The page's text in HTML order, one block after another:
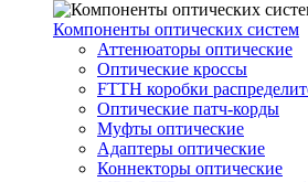
Компоненты оптических систем
Аттенюаторы оптические
Оптические кроссы
FTTH коробки
Оптические патч-корды
Муфты оптические
Адаптеры оптические
Коннекторы оптические